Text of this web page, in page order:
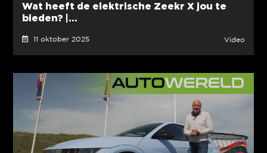
Wat heeft de elektrische Zeekr X jou te
bieden? |...
11 oktober 2025 Video